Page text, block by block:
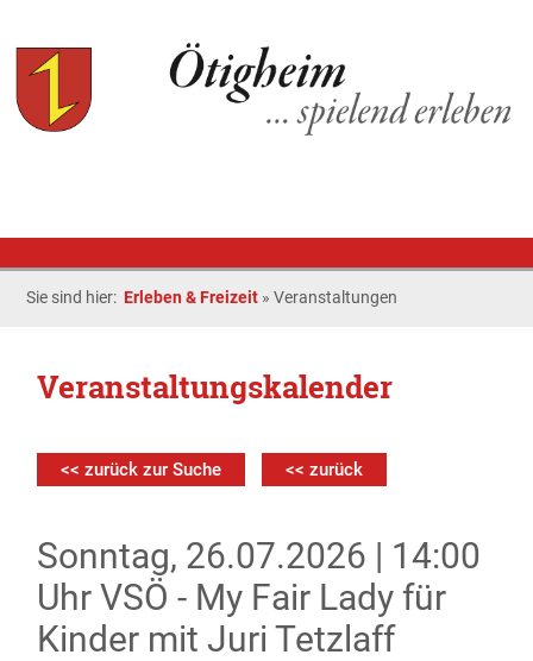
Sie sind hier: Erleben & Freizeit »Veranstaltungen
Veranstaltungskalender
<< zurück zur Suche << zurück
Sonntag, 26.07.2026 | 14:00
Uhr VSÖ - My Fair Lady für
Kinder mit Juri Tetzlaff